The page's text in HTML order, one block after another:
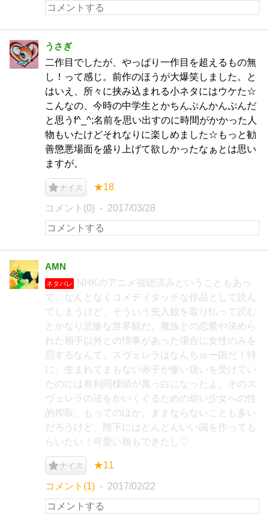
うさぎ
二作目でしたが、やっぱり一作目を超えるもの無
し！って感じ。前作のほうが大爆笑しました。と
はいえ、所々に挟み込まれる小ネタにはウケた☆
こんなの、今時の中学生とかちんぷんかんぷんだ
と思うf^_^;名前を思い出すのに時間がかかった人
物もいたけどそれなりに楽しめました☆もっと勧
善懲悪場面を盛り上げて欲しかったなぁとは思い
ますが。
ナイス ★18
コメント(0) 2017/03/28
AMN
ネタバレ
NHKのアニメ視聴済みということもあっ
て、なんとなくコメディタッチな作品として読ん
でしまうけど、そういう先入観を取り払って読む
とかなり悲惨な世界観だ。魔族との恋愛や決めら
れた相手以外との情事があった場合に女性のみを
罰するなんて、スヴェレラはなんちゅー国だ！特
に、生まれてまもない赤子が惨い扱いを受けてい
たのには有利同様頭が真っ白になったよ。そのス
ヴェレラの法をかいくぐるための幼い少女への性
的搾取、もってのほか。ままならないことも多い
だろうけど、陛下にはどんどんいい国を作っても
らいたい！可愛い娘もできたし♡
ナイス ★11
コメント(1) 2017/02/22